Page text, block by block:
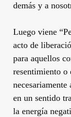
demás y a
Luego viene
acto de
para aquellos
resentimiento o
en un sentido
la energía